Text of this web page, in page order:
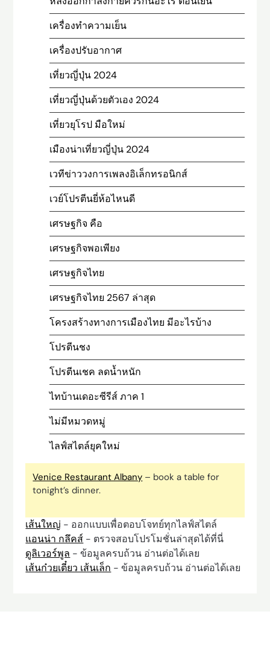
เครื่องทำความเย็น
เครื่องปรับอากาศ
เที่ยวญี่ปุ่น 2024
เที่ยวญี่ปุ่นด้วยตัวเอง 2024
เที่ยวยุโรป มือใหม่
เมืองน่าเที่ยวญี่ปุ่น 2024
เวทีข่าววงการเพลงอิเล็กทรอนิกส์
เวย์โปรตีนยี่ห้อไหนดี
เศรษฐกิจ คือ
เศรษฐกิจพอเพียง
เศรษฐกิจไทย
เศรษฐกิจไทย 2567 ล่าสุด
โครงสร้างทางการเมืองไทย มีอะไรบ้าง
โปรตีนชง
โปรตีนเชค ลดน้ำหนัก
ไทบ้านเดอะซีรีส์ ภาค 1
ไม่มีหมวดหมู่
ไลฟ์สไตล์ยุคใหม่
Venice Restaurant Albany – book a table for
tonight’s dinner.
เส้นใหญ่ - ออกแบบเพื่อตอบโจทย์ทุกไลฟ์สไตล์
แอนน่า กลึคส์ - ตรวจสอบโปรโมชั่นล่าสุดได้ที่นี่
ดูลิเวอร์พูล - ข้อมูลครบถ้วน อ่านต่อได้เลย
เส้นก๋วยเตี๋ยว เส้นเล็ก - ข้อมูลครบถ้วน อ่านต่อได้เลย